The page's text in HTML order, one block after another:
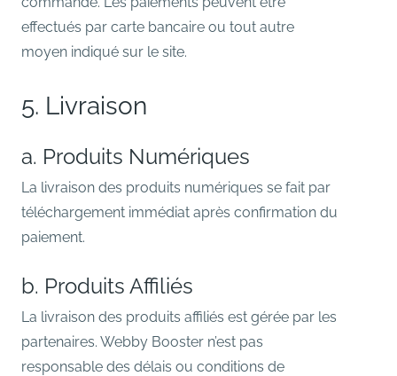
effectués par carte bancaire ou tout autre
moyen indiqué sur le site.
5. Livraison
a. Produits Numériques
La livraison des produits numériques se fait par
téléchargement immédiat après confirmation du
paiement.
b. Produits Affiliés
La livraison des produits affiliés est gérée par les
partenaires. Webby Booster n’est pas
responsable des délais ou conditions de